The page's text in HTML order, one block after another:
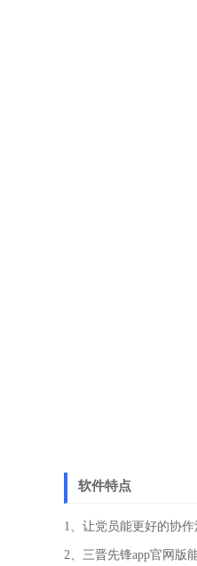
软件特点
1、让党员能更好的协
2、三晋先锋app官网版